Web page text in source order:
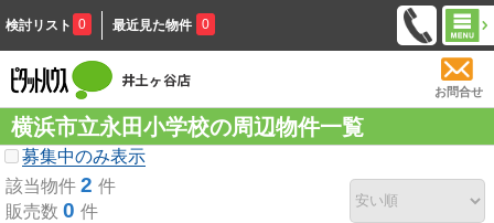
検討リスト 0 最近見た物件 0
お問合せ
横浜市立永田小学校の周辺物件一覧
募集中のみ表示
該当物件 2 件
販売数 0 件